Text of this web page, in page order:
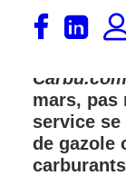
La
service
Carbu.com
mars, pas
service
de gazole